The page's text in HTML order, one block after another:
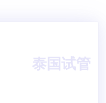
泰国试管